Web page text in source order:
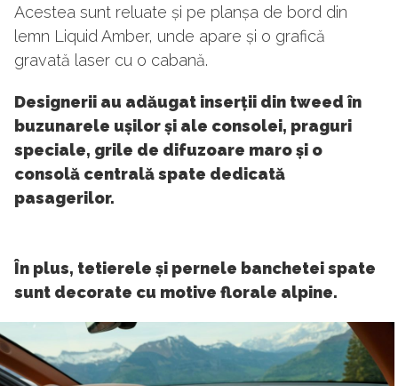
Acestea sunt reluate și pe planșa de bord din
lemn Liquid Amber, unde apare și o grafică
gravată laser cu o cabană.
Designerii au adăugat inserții din tweed în
buzunarele ușilor și ale consolei, praguri
speciale, grile de difuzoare maro și o
consolă centrală spate dedicată
pasagerilor.
În plus, tetierele și pernele banchetei spate
sunt decorate cu motive florale alpine.